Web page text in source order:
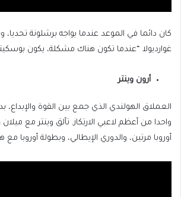
كان دائما في الموعد عندما يواجه برشلونة تحديا،
غوارديولا “عندما تكون هناك مشكلة، يكون
أرون وينتر
العملاق الهولندي الذي جمع بين القوة والإبداع،
واحدا من أعظم لاعبي الارتكاز. تألق وينتر مع
أوروبا مرتين، والدوري الإيطالي، وبطولة أوروبا مع